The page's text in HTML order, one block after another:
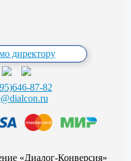
директору
87-82
«Диалог-Конверсия»